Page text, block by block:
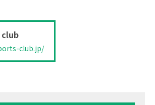
club
club.jp/